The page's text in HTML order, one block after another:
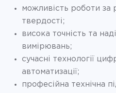
можливість роботи за
твердості;
висока точність та
вимірювань;
сучасні технології
автоматизації;
професійна технічна